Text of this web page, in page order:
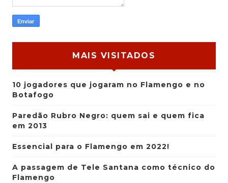
MAIS VISITADOS
10 jogadores que jogaram no Flamengo e no
Botafogo
Paredão Rubro Negro: quem sai e quem fica
em 2013
Essencial para o Flamengo em 2022!
A passagem de Tele Santana como técnico do
Flamengo